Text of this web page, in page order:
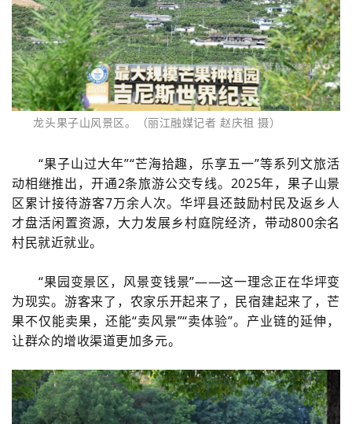
龙头果子山风景区。（丽江融媒记者 赵庆祖 摄）
“果子山过大年”“芒海拾趣，乐享五一”等系列文旅活
动相继推出，开通2条旅游公交专线。2025年，果子山景
区累计接待游客7万余人次。华坪县还鼓励村民及返乡人
才盘活闲置资源，大力发展乡村庭院经济，带动800余名
村民就近就业。
“果园变景区，风景变钱景”——这一理念正在华坪变
为现实。游客来了，农家乐开起来了，民宿建起来了，芒
果不仅能卖果，还能“卖风景”“卖体验”。产业链的延伸，
让群众的增收渠道更加多元。